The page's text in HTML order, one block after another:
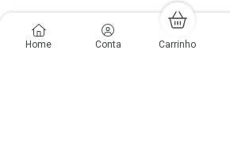
Home Conta Carrinho
Voltar ao Topo